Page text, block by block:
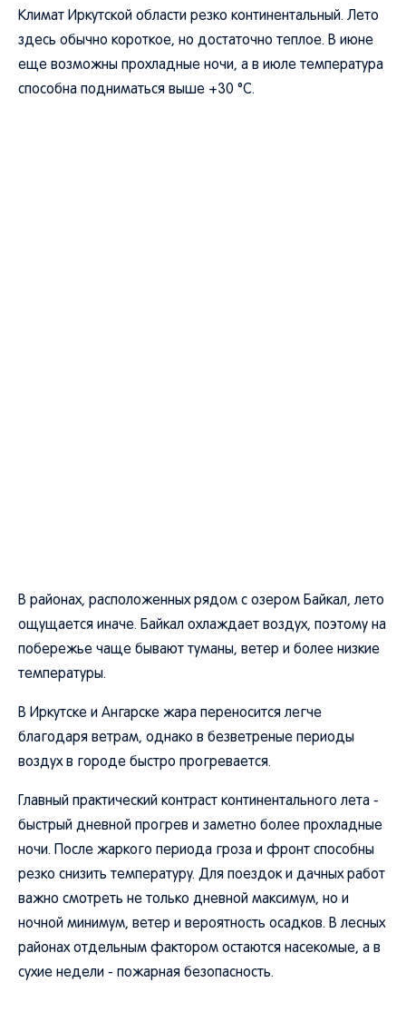
Климат Иркутской области резко континентальный. Лето
здесь обычно короткое, но достаточно теплое. В июне
еще возможны прохладные ночи, а в июле температура
способна подниматься выше +30 °C.
В районах, расположенных рядом с озером Байкал, лето
ощущается иначе. Байкал охлаждает воздух, поэтому на
побережье чаще бывают туманы, ветер и более низкие
температуры.
В Иркутске и Ангарске жара переносится легче
благодаря ветрам, однако в безветреные периоды
воздух в городе быстро прогревается.
Главный практический контраст континентального лета -
быстрый дневной прогрев и заметно более прохладные
ночи. После жаркого периода гроза и фронт способны
резко снизить температуру. Для поездок и дачных работ
важно смотреть не только дневной максимум, но и
ночной минимум, ветер и вероятность осадков. В лесных
районах отдельным фактором остаются насекомые, а в
сухие недели - пожарная безопасность.